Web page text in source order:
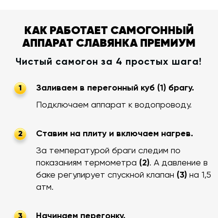
КАК РАБОТАЕТ САМОГОННЫЙ
АППАРАТ СЛАВЯНКА ПРЕМИУМ
Чистый самогон за 4 простых шага!
1
Заливаем в перегонный куб (1) брагу.
Подключаем аппарат к водопроводу.
2
Ставим на плиту и включаем нагрев.
За температурой браги следим по
показаниям термометра (2). А давление в
баке регулирует спускной клапан (3) на 1,5
атм.
Начинаем перегонку.